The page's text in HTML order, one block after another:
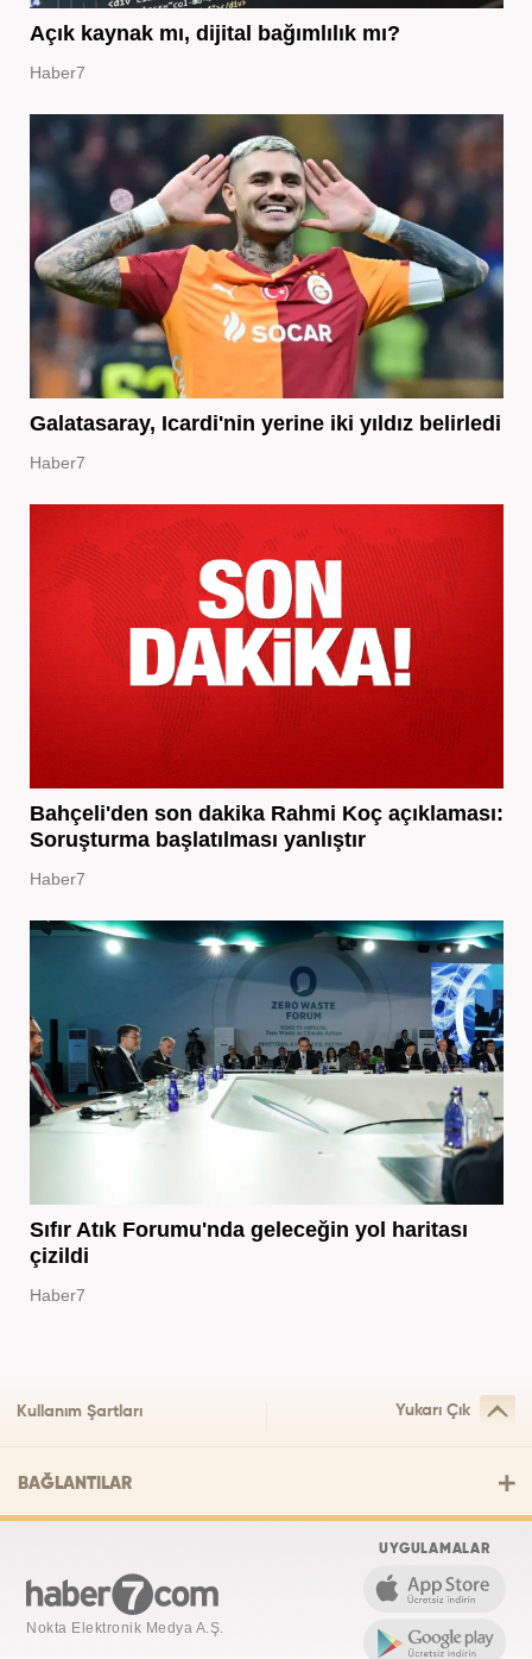
Açık kaynak mı, dijital bağımlılık mı?
Haber7
Galatasaray, Icardi'nin yerine iki yıldız belirledi
Haber7
Bahçeli'den son dakika Rahmi Koç açıklaması:
Soruşturma başlatılması yanlıştır
Haber7
Sıfır Atık Forumu'nda geleceğin yol haritası
çizildi
Haber7
Kullanım Şartları Yukarı Çık
BAĞLANTILAR
Nokta Elektronik Medya A.Ş.
UYGULAMALAR